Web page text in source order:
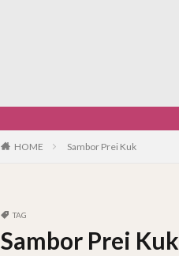
HOME Sambor Prei Kuk
TAG
Sambor Prei Kuk